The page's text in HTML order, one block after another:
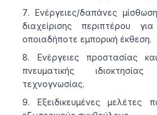
Ενέργειες/δαπάνες
διαχείρισης περιπτέρου
οποιαδήποτε εμπορική έκθεση.
Ενέργειες προστασίας
πνευματικής
τεχνογνωσίας.
Εξειδικευμένες